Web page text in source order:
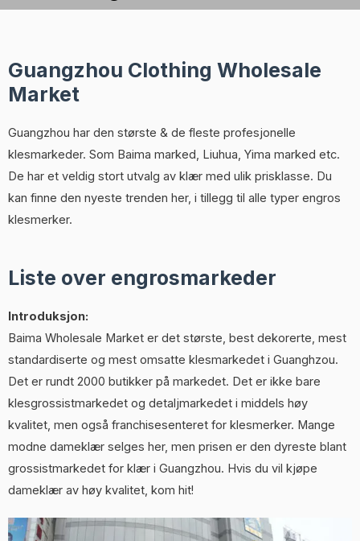
Guangzhou Clothing Wholesale
Market
Guangzhou har den største & de fleste profesjonelle
klesmarkeder. Som Baima marked, Liuhua, Yima marked etc.
De har et veldig stort utvalg av klær med ulik prisklasse. Du
kan finne den nyeste trenden her, i tillegg til alle typer engros
klesmerker.
Liste over engrosmarkeder
Introduksjon:
Baima Wholesale Market er det største, best dekorerte, mest
standardiserte og mest omsatte klesmarkedet i Guanghzou.
Det er rundt 2000 butikker på markedet. Det er ikke bare
klesgrossistmarkedet og detaljmarkedet i middels høy
kvalitet, men også franchisesenteret for klesmerker. Mange
modne dameklær selges her, men prisen er den dyreste blant
grossistmarkedet for klær i Guangzhou. Hvis du vil kjøpe
dameklær av høy kvalitet, kom hit!